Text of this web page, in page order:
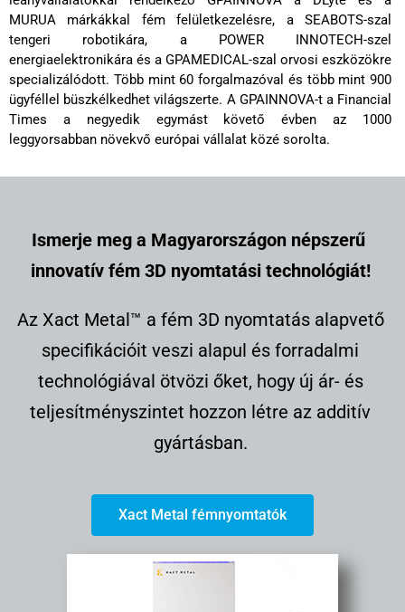
MURUA márkákkal fém felületkezelésre, a SEABOTS-szal
tengeri robotikára, a POWER INNOTECH-szel
energiaelektronikára és a GPAMEDICAL-szal orvosi eszközökre
specializálódott. Több mint 60 forgalmazóval és több mint 900
ügyféllel büszkélkedhet világszerte. A GPAINNOVA-t a Financial
Times a negyedik egymást követő évben az 1000
leggyorsabban növekvő európai vállalat közé sorolta.
Ismerje meg a Magyarországon népszerű
innovatív fém 3D nyomtatási technológiát!
Az Xact Metal™ a fém 3D nyomtatás alapvető
specifikációit veszi alapul és forradalmi
technológiával ötvözi őket, hogy új ár- és
teljesítményszintet hozzon létre az additív
gyártásban.
Xact Metal fémnyomtatók